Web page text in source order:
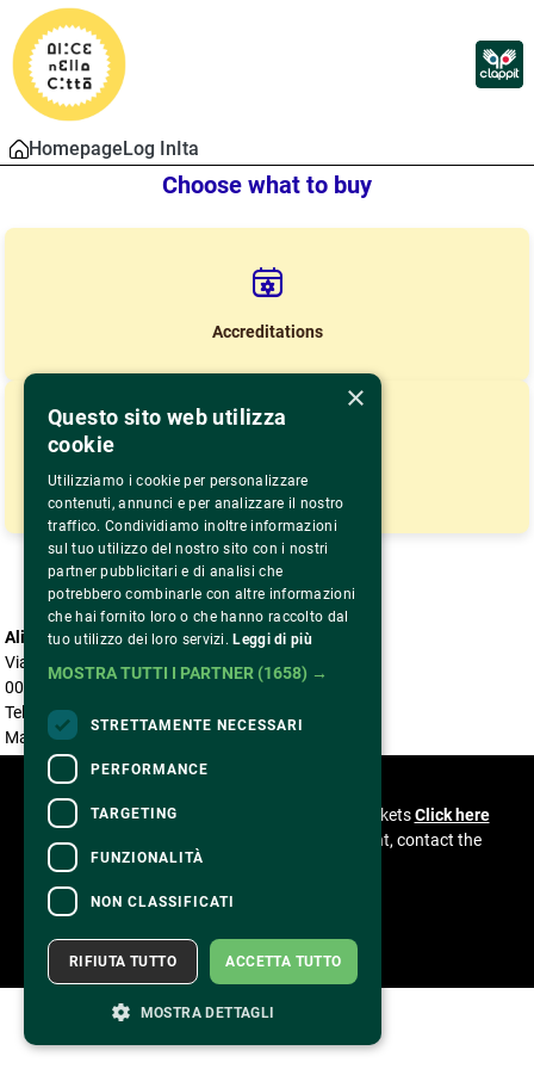
HomepageLog InIta
Choose what to buy
Accreditations
Lista Proiezioni
Alice nella città
Via Benaco, 5
00199 Roma
Tel. 06 85304966
Mail accreditationalicenellacitta@gmail.com
For information and support in purchasing ticketsClick here
For information on the program and the event, contact the
×
Questo sito web utilizza
cookie
Utilizziamo i cookie per personalizzare
contenuti, annunci e per analizzare il nostro
traffico. Condividiamo inoltre informazioni
sul tuo utilizzo del nostro sito con i nostri
partner pubblicitari e di analisi che
potrebbero combinarle con altre informazioni
che hai fornito loro o che hanno raccolto dal
tuo utilizzo dei loro servizi. Leggi di più
MOSTRA TUTTI I PARTNER (1658) →
STRETTAMENTE NECESSARI
PERFORMANCE
TARGETING
FUNZIONALITÀ
NON CLASSIFICATI
ACCETTA TUTTO
RIFIUTA TUTTO
MOSTRA DETTAGLI